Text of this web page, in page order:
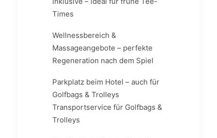
Times
Wellnessbereich &
Massageangebote – perfekte
Regeneration nach dem Spiel
Parkplatz beim Hotel – auch für
Golfbags & Trolleys
Transportservice für Golfbags &
Trolleys